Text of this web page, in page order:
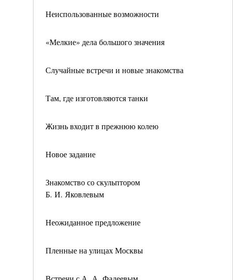
Неиспользованные возможности
«Мелкие» дела большого значения
Случайные встречи и новые знакомства
Там, где изготовляются танки
Жизнь входит в прежнюю колею
Новое задание
Знакомство со скульптором
Б. И. Яковлевым
Неожиданное предложение
Пленные на улицах Москвы